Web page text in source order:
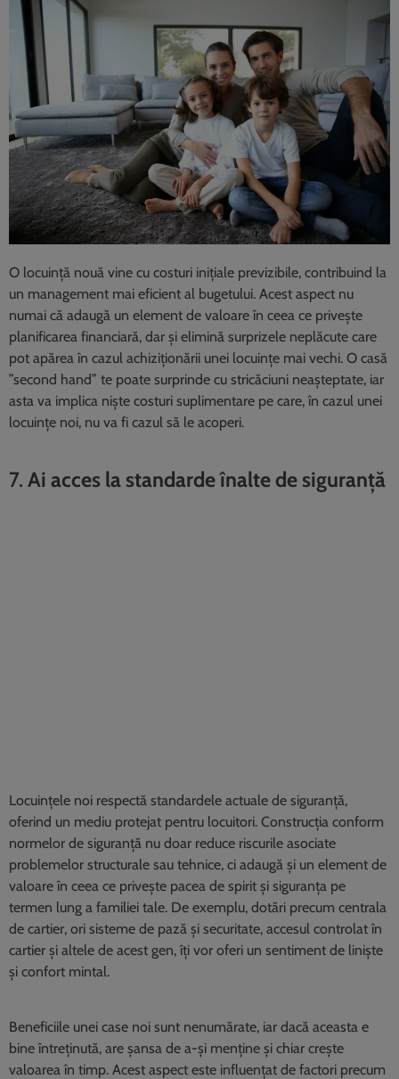
O locuință nouă vine cu costuri inițiale previzibile, contribuind la
un management mai eficient al bugetului. Acest aspect nu
numai că adaugă un element de valoare în ceea ce privește
planificarea financiară, dar și elimină surprizele neplăcute care
pot apărea în cazul achiziționării unei locuințe mai vechi. O casă
”second hand” te poate surprinde cu stricăciuni neașteptate, iar
asta va implica niște costuri suplimentare pe care, în cazul unei
locuințe noi, nu va fi cazul să le acoperi.
7. Ai acces la standarde înalte de siguranță
Locuințele noi respectă standardele actuale de siguranță,
oferind un mediu protejat pentru locuitori. Construcția conform
normelor de siguranță nu doar reduce riscurile asociate
problemelor structurale sau tehnice, ci adaugă și un element de
valoare în ceea ce privește pacea de spirit și siguranța pe
termen lung a familiei tale. De exemplu, dotări precum centrala
de cartier, ori sisteme de pază și securitate, accesul controlat în
cartier și altele de acest gen, îți vor oferi un sentiment de liniște
și confort mintal.
Beneficiile unei case noi sunt nenumărate, iar dacă aceasta e
bine întreținută, are șansa de a-și menține și chiar crește
valoarea în timp. Acest aspect este influențat de factori precum